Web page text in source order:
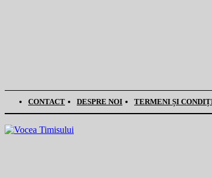
CONTACT DESPRE NOI TERMENI ȘI